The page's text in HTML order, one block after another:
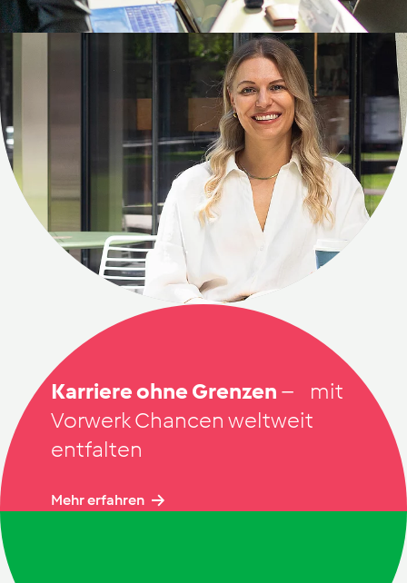
Karriere ohne Grenzen – mit
Vorwerk Chancen weltweit
entfalten
Mehr erfahren